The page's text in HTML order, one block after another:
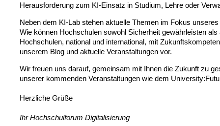
Herausforderung zum KI-Einsatz in Studium, Lehre oder
Neben dem KI-Lab stehen aktuelle Themen im Fokus
Wie können Hochschulen sowohl Sicherheit gewährleisten
Hochschulen, national und international, mit
unserem Blog und aktuelle Veranstaltungen vor.
Wir freuen uns darauf, gemeinsam mit Ihnen die Zukunft zu
unserer kommenden Veranstaltungen wie dem
Herzliche Grüße
Ihr Hochschulforum Digitalisierung